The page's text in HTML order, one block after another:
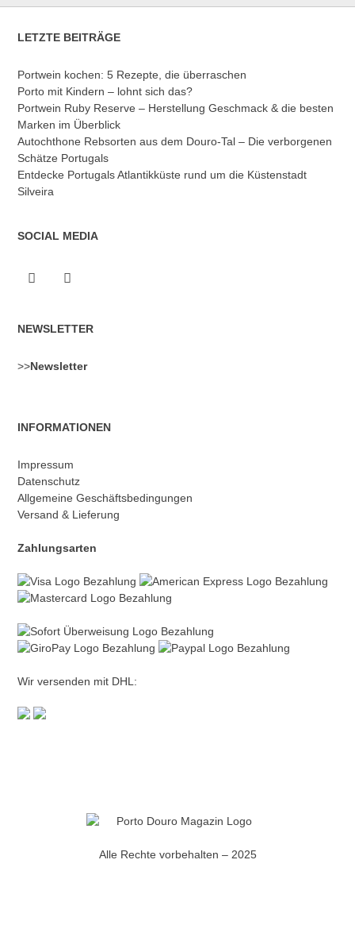
LETZTE BEITRÄGE
Portwein kochen: 5 Rezepte, die überraschen
Porto mit Kindern – lohnt sich das?
Portwein Ruby Reserve – Herstellung Geschmack & die besten
Marken im Überblick
Autochthone Rebsorten aus dem Douro-Tal – Die verborgenen
Schätze Portugals
Entdecke Portugals Atlantikküste rund um die Küstenstadt
Silveira
SOCIAL MEDIA
NEWSLETTER
>>Newsletter
INFORMATIONEN
Impressum
Datenschutz
Allgemeine Geschäftsbedingungen
Versand & Lieferung
Zahlungsarten
Wir versenden mit DHL:
Alle Rechte vorbehalten – 2025